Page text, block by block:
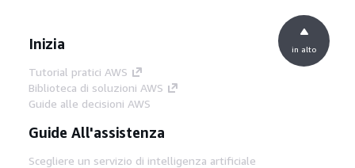
Inizia
Tutorial pratici AWS
Biblioteca di soluzioni AWS
Guide alle decisioni AWS
Guide All'assistenza
Scegliere un servizio di intelligenza artificiale
in alto